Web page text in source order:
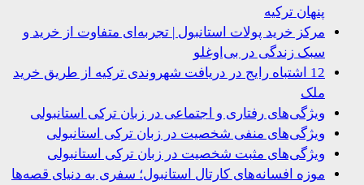
پنهان ترکیه
مرکز خرید پولات استانبول | تجربه‌ای متفاوت از خرید و
سبک زندگی در بی‌اوغلو
12 اشتباه رایج در دریافت شهروندی ترکیه از طریق خرید
ویژگی‌های رفتاری و اجتماعی در زبان ترکی استانبولی
ویژگی‌های منفی شخصیت در زبان ترکی استانبولی
ویژگی‌های مثبت شخصیت در زبان ترکی استانبولی
موزه افسانه‌های کارتال استانبول؛ سفری به دنیای قصه‌ها